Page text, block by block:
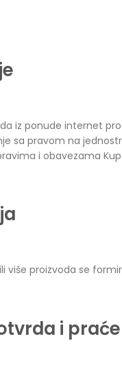
iz ponude internet
sa pravom na
i obavezama
više proizvoda se
i